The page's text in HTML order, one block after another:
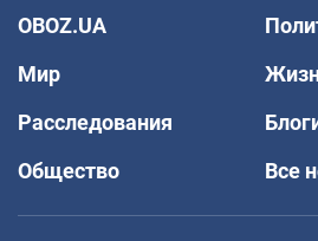
OBOZ.UA
Мир
Расследования
Общество
Все